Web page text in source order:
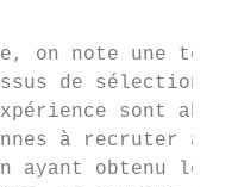
on note une
de sélection
sont
à recruter
ayant obtenu